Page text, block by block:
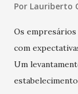
Por Lauriberto
Os empresários
com
Um